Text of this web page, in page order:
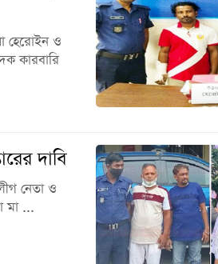
হেরোইন ও
কারবারি
দাবি
নেতা ও
মা ...